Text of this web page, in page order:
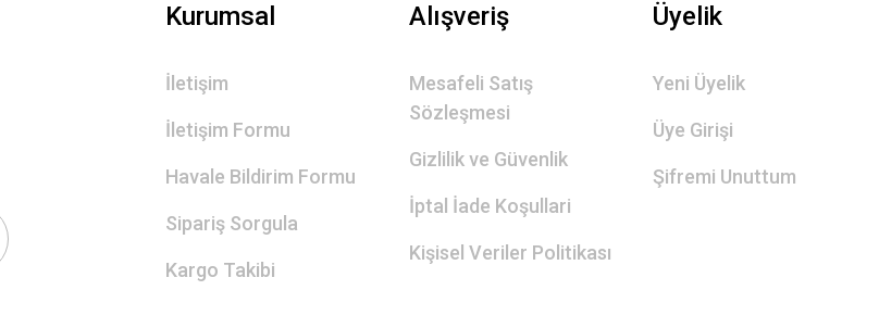
Kurumsal
İletişim
İletişim Formu
Havale Bildirim Formu
Sipariş Sorgula
Kargo Takibi
Alışveriş
Mesafeli Satış
Sözleşmesi
Gizlilik ve Güvenlik
İptal İade Koşullari
Kişisel Veriler Politikası
Üyelik
Yeni Üyelik
Üye Girişi
Şifremi Unuttum